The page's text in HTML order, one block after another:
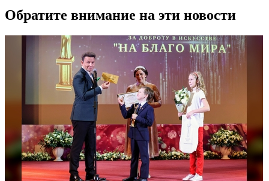
Обратите внимание на эти новости